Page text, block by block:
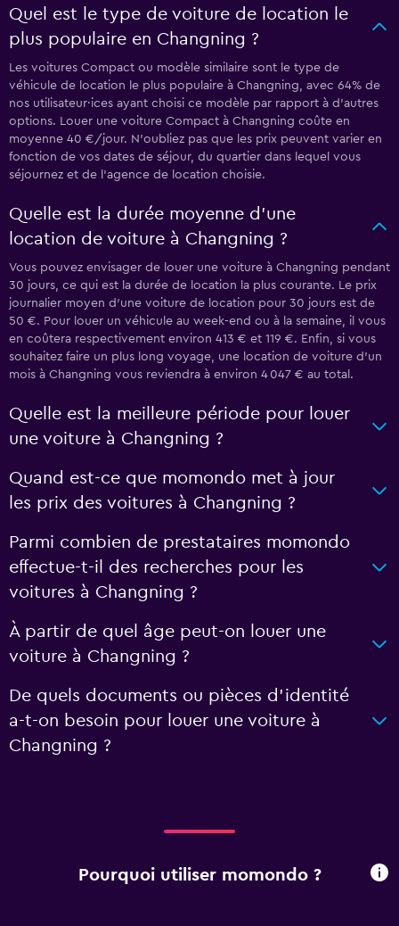
Quel est le type de voiture de location le
plus populaire en Changning ?
Les voitures Compact ou modèle similaire sont le type de
véhicule de location le plus populaire à Changning, avec 64% de
nos utilisateur·ices ayant choisi ce modèle par rapport à d'autres
options. Louer une voiture Compact à Changning coûte en
moyenne 40 €/jour. N'oubliez pas que les prix peuvent varier en
fonction de vos dates de séjour, du quartier dans lequel vous
séjournez et de l'agence de location choisie.
Quelle est la durée moyenne d’une
location de voiture à Changning ?
Vous pouvez envisager de louer une voiture à Changning pendant
30 jours, ce qui est la durée de location la plus courante. Le prix
journalier moyen d’une voiture de location pour 30 jours est de
50 €. Pour louer un véhicule au week-end ou à la semaine, il vous
en coûtera respectivement environ 413 € et 119 €. Enfin, si vous
souhaitez faire un plus long voyage, une location de voiture d’un
mois à Changning vous reviendra à environ 4 047 € au total.
Quelle est la meilleure période pour louer
une voiture à Changning ?
Quand est-ce que momondo met à jour
les prix des voitures à Changning ?
Parmi combien de prestataires momondo
effectue-t-il des recherches pour les
voitures à Changning ?
À partir de quel âge peut-on louer une
voiture à Changning ?
De quels documents ou pièces d'identité
a-t-on besoin pour louer une voiture à
Changning ?
Pourquoi utiliser momondo ?